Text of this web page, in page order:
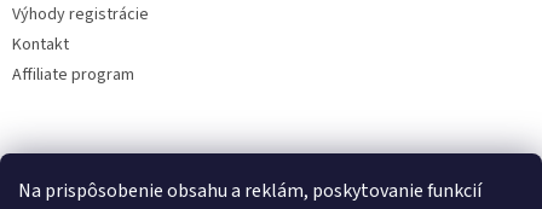
Na prispôsobenie obsahu a reklám, poskytovanie funkcií
Výhody registrácie
Kontakt
Affiliate program